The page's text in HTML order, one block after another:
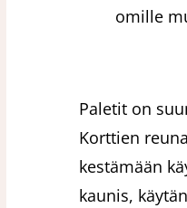
omille
Paletit on
Korttien
kestämään
kaunis,